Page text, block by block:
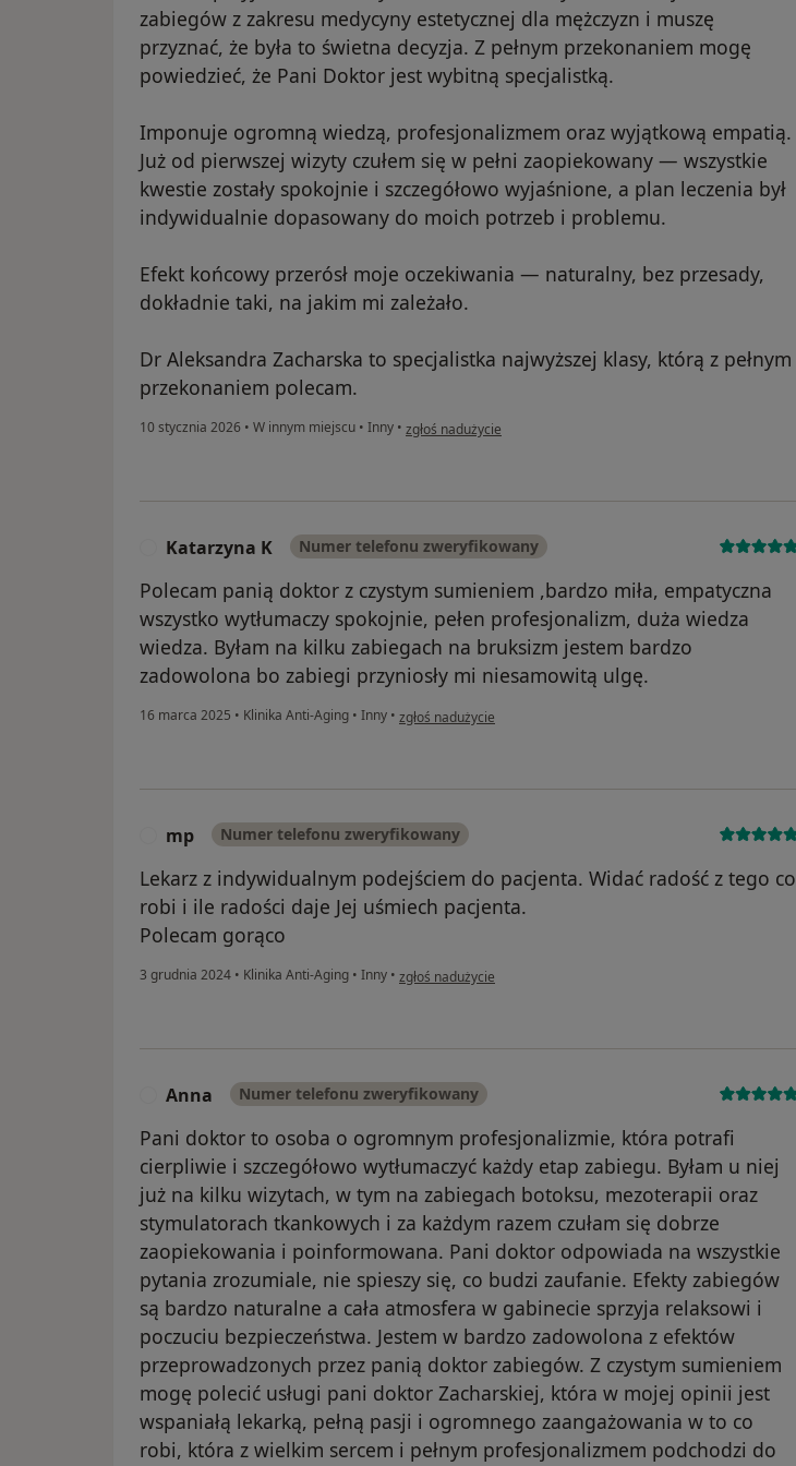
zabiegów z zakresu medycyny estetycznej dla mężczyzn i muszę
przyznać, że była to świetna decyzja. Z pełnym przekonaniem mogę
powiedzieć, że Pani Doktor jest wybitną specjalistką.
Imponuje ogromną wiedzą, profesjonalizmem oraz wyjątkową empatią.
Już od pierwszej wizyty czułem się w pełni zaopiekowany — wszystkie
kwestie zostały spokojnie i szczegółowo wyjaśnione, a plan leczenia był
indywidualnie dopasowany do moich potrzeb i problemu.
Efekt końcowy przerósł moje oczekiwania — naturalny, bez przesady,
dokładnie taki, na jakim mi zależało.
Dr Aleksandra Zacharska to specjalistka najwyższej klasy, którą z pełnym
przekonaniem polecam.
10 stycznia 2026 • W innym miejscu • Inny • w opinii użytkownika Grzegorz
zgłoś nadużycie
Katarzyna K Numer telefonu zweryfikowany
Polecam panią doktor z czystym sumieniem ,bardzo miła, empatyczna
wszystko wytłumaczy spokojnie, pełen profesjonalizm, duża wiedza
wiedza. Byłam na kilku zabiegach na bruksizm jestem bardzo
zadowolona bo zabiegi przyniosły mi niesamowitą ulgę.
16 marca 2025 • Klinika Anti-Aging • Inny • w opinii użytkownika Katarzyna K
zgłoś nadużycie
mp Numer telefonu zweryfikowany
Lekarz z indywidualnym podejściem do pacjenta. Widać radość z tego co
robi i ile radości daje Jej uśmiech pacjenta.
Polecam gorąco
3 grudnia 2024 • Klinika Anti-Aging • Inny • w opinii użytkownika mp
zgłoś nadużycie
Anna Numer telefonu zweryfikowany
Pani doktor to osoba o ogromnym profesjonalizmie, która potrafi
cierpliwie i szczegółowo wytłumaczyć każdy etap zabiegu. Byłam u niej
już na kilku wizytach, w tym na zabiegach botoksu, mezoterapii oraz
stymulatorach tkankowych i za każdym razem czułam się dobrze
zaopiekowania i poinformowana. Pani doktor odpowiada na wszystkie
pytania zrozumiale, nie spieszy się, co budzi zaufanie. Efekty zabiegów
są bardzo naturalne a cała atmosfera w gabinecie sprzyja relaksowi i
poczuciu bezpieczeństwa. Jestem w bardzo zadowolona z efektów
przeprowadzonych przez panią doktor zabiegów. Z czystym sumieniem
mogę polecić usługi pani doktor Zacharskiej, która w mojej opinii jest
wspaniałą lekarką, pełną pasji i ogromnego zaangażowania w to co
robi, która z wielkim sercem i pełnym profesjonalizmem podchodzi do